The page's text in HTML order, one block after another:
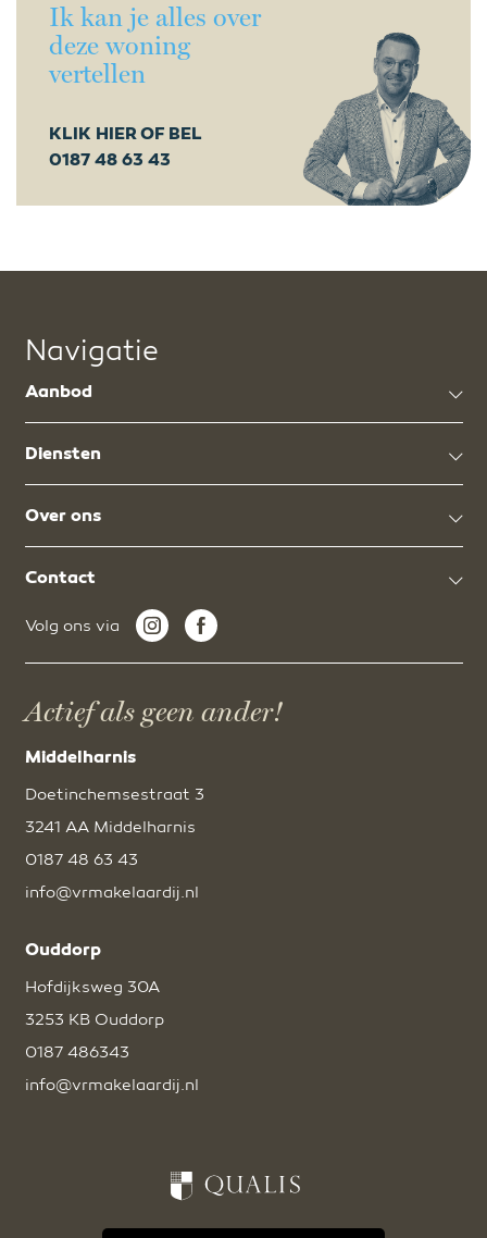
Ik kan je alles over
deze woning
vertellen
KLIK HIER OF BEL
0187 48 63 43
Navigatie
Aanbod
Diensten
Over ons
Contact
Volg ons via
Actief als geen ander!
Middelharnis
Doetinchemsestraat 3
3241 AA Middelharnis
0187 48 63 43
info@vrmakelaardij.nl
Ouddorp
Hofdijksweg 30A
3253 KB Ouddorp
0187 486343
info@vrmakelaardij.nl